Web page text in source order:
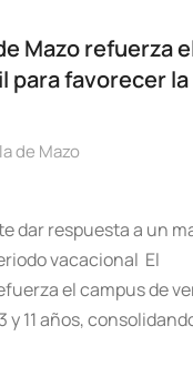
Mazo refuerza
para favorecer la
de Mazo
dar respuesta a un
vacacional El
el campus de
11 años,